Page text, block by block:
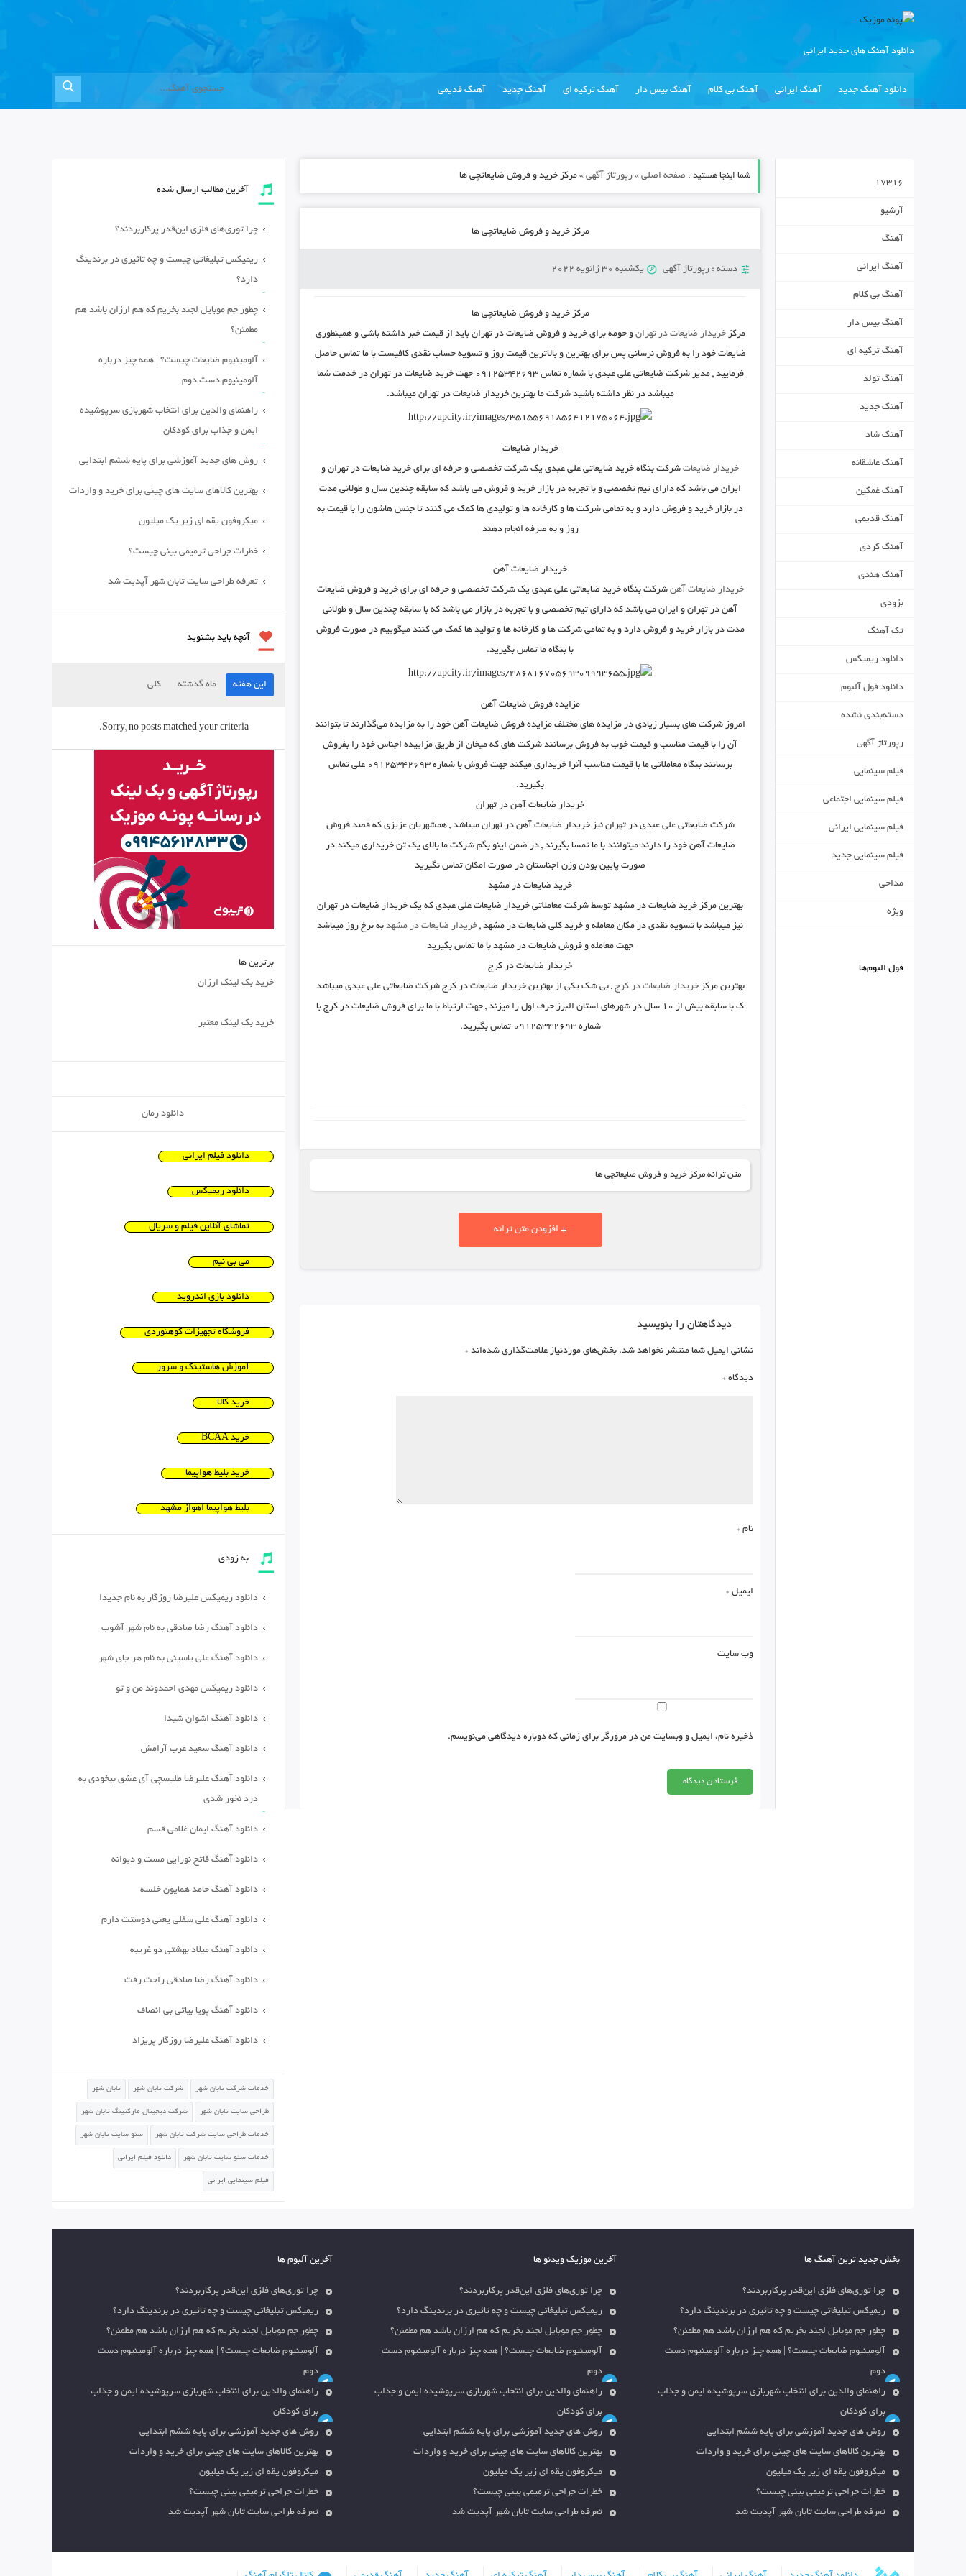
دانلود آهنگ های جدید ایرانی
دانلود آهنگ جدید آهنگ ایرانی آهنگ بی کلام آهنگ بیس دار آهنگ ترکیه ای آهنگ جدید آهنگ قدیمی
شما اینجا هستید : صفحه اصلی» رپورتاژ آگهی» مرکز خرید و فروش ضایعاتچی ها
مرکز خرید و فروش ضایعاتچی ها
دسته : رپورتاژ آگهی یکشنبه 30 ژانویه 2022
مرکز خرید و فروش ضایعاتچی ها
مرکزخریدار ضایعات در تهران و حومه برایخرید و فروش ضایعات در تهران باید از قیمت خبر داشته باشی و همینطوری
ضایعات خود را به فروش نرسانی پس برای بهترین و بالاترین قیمت روز و تسویه حساب نقدی کافیست با ما تماس حاصل
فرمایید , مدیر شرکت ضایعاتی علی عبدی با شماره تماس۰۹۱۲۵۳۴۲۶۹۳ جهتخرید ضایعات در تهران در خدمت شما
میباشد در نظر داشته باشید شرکت ما بهترینخریدار ضایعات در تهران میباشد.
خریدار ضایعات
خریدار ضایعات شرکت بنگاه خرید ضایعاتی علی عبدییک شرکت تخصصی و حرفه ای برای خرید ضایعات در تهرانو
ایران می باشد که دارای تیم تخصصی و با تجربه در بازار خرید و فروش می باشد که سابقه چندین سال و طولانی‌ مدت
در بازار خرید و فروش دارد و به تمامی شرکت ها و کارخانه ها و تولیدی ها کمک می کنند تا جنس هاشون را با قیمت به
روز و به صرفه انجام دهند
خریدار ضایعات آهن
خریدار ضایعات آهن شرکتبنگاه خرید ضایعاتی علی عبدی یک شرکت تخصصی و حرفه ای برایخرید و فروش ضایعات
آهن در تهرانو ایران می باشد که دارای تیم تخصصی و با تجربه در بازار می باشد که با سابقه چندین سال و طولانی‌
مدت در بازار خرید و فروش دارد و به تمامی شرکت ها و کارخانه ها و تولید ها کمک می کنند میگوییم در صورت فروش
با بنگاه ما تماس بگیرید.
مزایده فروش ضایعات آهن
امروز شرکت های بسیار زیادی در مزایده های مختلف مزایده فروش ضایعات آهنخود را به مزایده می‌گذارند تا بتوانند
آن را با قیمت مناسب و قیمت خوب به فروش برسانند شرکت های که میخان از طریق مزاییده اجناس خود را بفروش
برسانند بنگاه معاملاتی ما با قیمت مناسب آنرا خریداری میکند جهت فروش با شماره ۰۹۱۲۵۳۴۲۶۹۳ علی تماس
بگیرید.
خریدار ضایعات آهن در تهران
شرکت ضایعاتی علی عبدی در تهران نیزخریدار ضایعات آهن در تهران میباشد , همشهریان عزیزی که قصد فروش
ضایعات آهن خود را دارند میتوانند با ما تمسا بگیرند , در ضمن اینو بگم شرکت ما بالای یک تن خریداری میکند در
صورت پایین بودن وزن اجناستان در صورت امکان تماس نگیرید
خرید ضایعات در مشهد
بهترین مرکز خرید ضایعات در مشهدتوسط شرکت معاملاتی خریدار ضایعات علی عبدی که یک خریدار ضایعات در تهران
نیز میباشد با تسویه نقدی در مکان معامله و خرید کلی ضایعات در مشهد , خریدار ضایعات در مشهدبه نرخ روز میباشد
جهت معامله و فروش ضایعات در مشهد با ما تماس بگیرید
خریدار ضایعات در کرج
بهترین مرکزخریدار ضایعات در کرج , بی شک یکی از بهترینخریدار ضایعات در کرج شرکت ضایعاتی علی عبدی میباشد
ک با سابقه بیش از ۱۰ سال در شهرهای استان البرز حرف اول را میزند , جهت ارتباط با ما برای
فروش ضایعات در کرجبا
شماره ۰۹۱۲۵۳۴۲۶۹۳ تماس بگیرید.
متن ترانه مرکز خرید و فروش ضایعاتچی ها
+ افزودن متن ترانه
دیدگاهتان را بنویسید
نشانی ایمیل شما منتشر نخواهد شد. بخش‌های موردنیاز علامت‌گذاری شده‌اند *
دیدگاه *
نام *
ایمیل *
وب‌ سایت
ذخیره نام، ایمیل و وبسایت من در مرورگر برای زمانی که دوباره دیدگاهی می‌نویسم.
17316
آرشیو
آهنگ
آهنگ ایرانی
آهنگ بی کلام
آهنگ بیس دار
آهنگ ترکیه ای
آهنگ تولد
آهنگ جدید
آهنگ شاد
آهنگ عاشقانه
آهنگ غمگین
آهنگ قدیمی
آهنگ کردی
آهنگ هندی
بزودی
تک آهنگ
دانلود ریمیکس
دانلود فول آلبوم
دسته‌بندی نشده
رپورتاژ آگهی
فیلم سینمایی
فیلم سینمایی اجتماعی
فیلم سینمایی ایرانی
فیلم سینمایی جدید
مداحی
ویژه
فول البوم‌ها
آخرین مطالب ارسال شده
چرا توری‌های فلزی این‌قدر پرکاربردند؟
ریمیکس تبلیغاتی چیست و چه تاثیری در برندینگ
دارد؟
چطور جم موبایل لجند بخریم که هم ارزان باشد هم
مطمئن؟
آلومینیوم ضایعات چیست؟ | همه چیز درباره
آلومینیوم دست دوم
راهنمای والدین برای انتخاب شهربازی سرپوشیده
ایمن و جذاب برای کودکان
روش های جدید آموزشی برای پایه ششم ابتدایی
بهترین کالاهای سایت های چینی برای خرید و واردات
میکروفون یقه ای زیر یک میلیون
خطرات جراحی ترمیمی بینی چیست؟
تعرفه طراحی سایت تابان شهر آپدیت شد
آنچه باید بشنوید
این هفته ماه گذشته کلی
Sorry, no posts matched your criteria.
برترین ها
خرید بک لینک ارزان
خرید بک لینک معتبر
دانلود رمان
دانلود فیلم ایرانی
دانلود ریمیکس
تماشای آنلاین فیلم و سریال
می بی نیم
دانلود بازی اندروید
فروشگاه تجهیزات کوهنوردی
آموزش هاستینگ و سرور
خرید کالا
خرید BCAA
خرید بلیط هواپیما
بلیط هواپیما اهواز مشهد
به زودی
دانلود ریمیکس علیرضا روزگار به نام جدیدا
دانلود آهنگ رضا صادقی به نام شهر آشوب
دانلود آهنگ علی یاسینی به نام هر جای شهر
دانلود ریمیکس مهدی احمدوند من و تو
دانلود آهنگ اشوان شیدا
دانلود آهنگ سعید عرب آرامش
دانلود آهنگ علیرضا طلیسچی آی عشق بیخودی به
درد نخور شدی
دانلود آهنگ ایمان غلامی قسم
دانلود آهنگ فاتح نورایی مست و دیوانه
دانلود آهنگ حامد همایون خلسه
دانلود آهنگ علی سفلی یعنی دوستت دارم
دانلود آهنگ میلاد بهشتی دو غریبه
دانلود آهنگ رضا صادقی راحت رفت
دانلود آهنگ پویا بیاتی بی انصاف
دانلود آهنگ علیرضا روزگار پریزاد
خدمات شرکت تابان شهر شرکت تابان شهر تابان شهر
طراحی سایت تابان شهر شرکت دیجیتال مارکتینگ تابان شهر
خدمات طراحی سایت شرکت تابان شهر سئو سایت تابان شهر
خدمات سئو سایت تابان شهر دانلود فیلم ایرانی
فیلم سینمایی ایرانی
بخش جدید ترین آهنگ ها
چرا توری‌های فلزی این‌قدر پرکاربردند؟
ریمیکس تبلیغاتی چیست و چه تاثیری در برندینگ دارد؟
چطور جم موبایل لجند بخریم که هم ارزان باشد هم مطمئن؟
آلومینیوم ضایعات چیست؟ | همه چیز درباره آلومینیوم دست
دوم
راهنمای والدین برای انتخاب شهربازی سرپوشیده ایمن و جذاب
برای کودکان
روش های جدید آموزشی برای پایه ششم ابتدایی
بهترین کالاهای سایت های چینی برای خرید و واردات
میکروفون یقه ای زیر یک میلیون
خطرات جراحی ترمیمی بینی چیست؟
تعرفه طراحی سایت تابان شهر آپدیت شد
آخرین موزیک ویدئو ها
چرا توری‌های فلزی این‌قدر پرکاربردند؟
ریمیکس تبلیغاتی چیست و چه تاثیری در برندینگ دارد؟
چطور جم موبایل لجند بخریم که هم ارزان باشد هم مطمئن؟
آلومینیوم ضایعات چیست؟ | همه چیز درباره آلومینیوم دست
دوم
راهنمای والدین برای انتخاب شهربازی سرپوشیده ایمن و جذاب
برای کودکان
روش های جدید آموزشی برای پایه ششم ابتدایی
بهترین کالاهای سایت های چینی برای خرید و واردات
میکروفون یقه ای زیر یک میلیون
خطرات جراحی ترمیمی بینی چیست؟
تعرفه طراحی سایت تابان شهر آپدیت شد
آخرین آلبوم ها
چرا توری‌های فلزی این‌قدر پرکاربردند؟
ریمیکس تبلیغاتی چیست و چه تاثیری در برندینگ دارد؟
چطور جم موبایل لجند بخریم که هم ارزان باشد هم مطمئن؟
آلومینیوم ضایعات چیست؟ | همه چیز درباره آلومینیوم دست
دوم
راهنمای والدین برای انتخاب شهربازی سرپوشیده ایمن و جذاب
برای کودکان
روش های جدید آموزشی برای پایه ششم ابتدایی
بهترین کالاهای سایت های چینی برای خرید و واردات
میکروفون یقه ای زیر یک میلیون
خطرات جراحی ترمیمی بینی چیست؟
تعرفه طراحی سایت تابان شهر آپدیت شد